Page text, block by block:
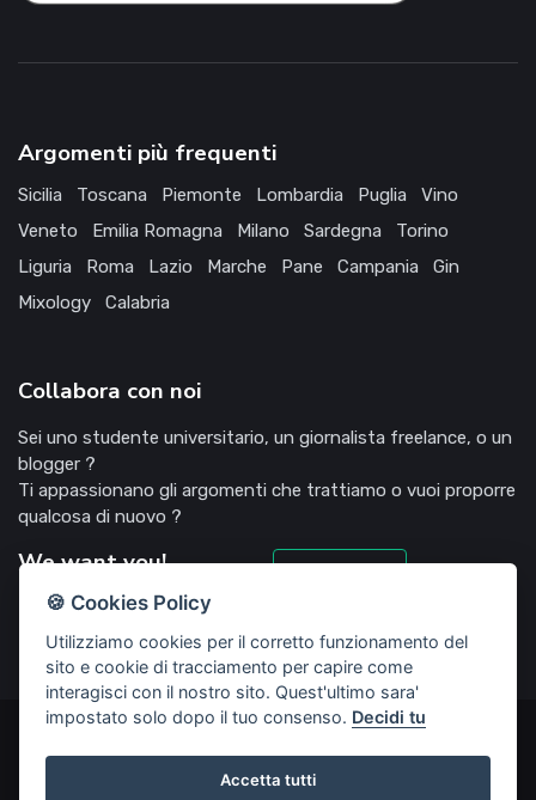
Argomenti più frequenti
Sicilia Toscana Piemonte Lombardia Puglia
Vino
Veneto
Emilia Romagna Milano Sardegna
Torino
Liguria
Roma Lazio Marche Pane Campania
Gin
Mixology
Calabria
Collabora con noi
Sei uno studente universitario, un giornalista freelance, o un
blogger ?
Ti appassionano gli argomenti che trattiamo o vuoi proporre
qualcosa di nuovo ?
We want you!
©2022 Deliziosooo.it - v. 1.1.0 - Tutti i diritti sono riservati,
vietata la riproduzione senza accordi preventivi
🍪 Cookies Policy
Utilizziamo cookies per il corretto funzionamento del
sito e cookie di tracciamento per capire come
interagisci con il nostro sito. Quest'ultimo sara'
impostato solo dopo il tuo consenso. Decidi tu
Accetta tutti